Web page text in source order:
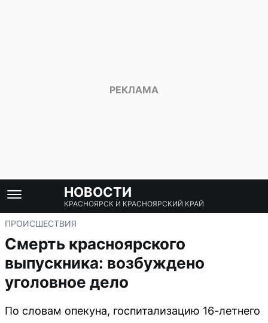
НОВОСТИ
КРАСНОЯРСК И КРАСНОЯРСКИЙ КРАЙ
ПРОИСШЕСТВИЯ
Смерть красноярского
выпускника: возбуждено
уголовное дело
По словам опекуна, госпитализацию 16-летнего